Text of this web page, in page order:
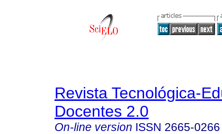
Revista Tecnológica-
Docentes 2.0
On-line version ISSN 2665-0266